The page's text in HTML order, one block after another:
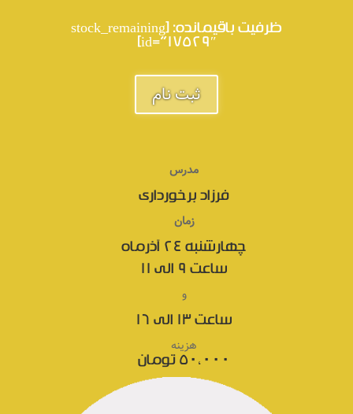
ظرفیت باقیمانده: [stock_remaining
id=”17529″]
ثبت نام
مدرس
فرزاد برخورداری
زمان
چهارشنبه ۲۴ آذرماه
ساعت ۹ الی ۱۱
و
ساعت ۱۳ الی ۱۶
هزینه
۵۰،۰۰۰ تومان